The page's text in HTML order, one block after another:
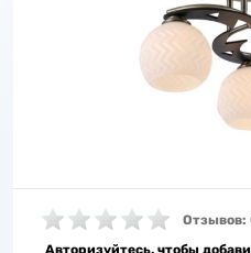
Отзывов:
Авторизуйтесь, чтобы